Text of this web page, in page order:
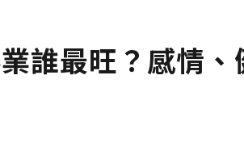
誰最旺？感情、